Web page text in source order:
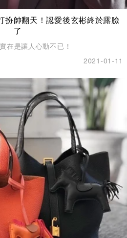
扮帥翻天！認愛後玄彬終於露臉
了
在是讓人心動不已！
2021-01-11